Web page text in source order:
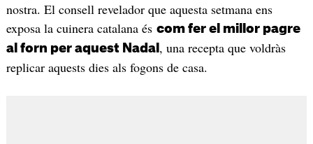
nostra. El consell revelador que aquesta setmana ens
exposa la cuinera catalana és com fer el millor pagre
al forn per aquest Nadal , una recepta que voldràs
replicar aquests dies als fogons de casa.